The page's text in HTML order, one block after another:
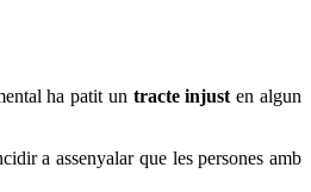
ha patit un tracte injust en algun
a assenyalar que les persones amb